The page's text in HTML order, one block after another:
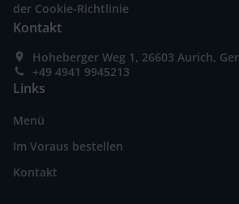
der Cookie-Richtlinie
Kontakt
Hoheberger Weg 1, 26603 Aurich,
+49 4941 9945213
Links
Menü
Im Voraus bestellen
Kontakt